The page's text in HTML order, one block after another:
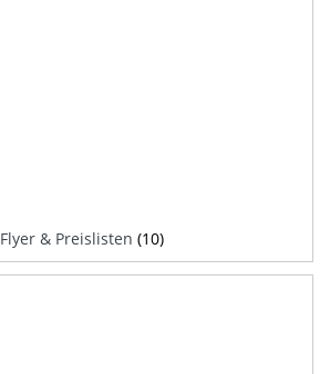
Flyer & Preislisten (10)